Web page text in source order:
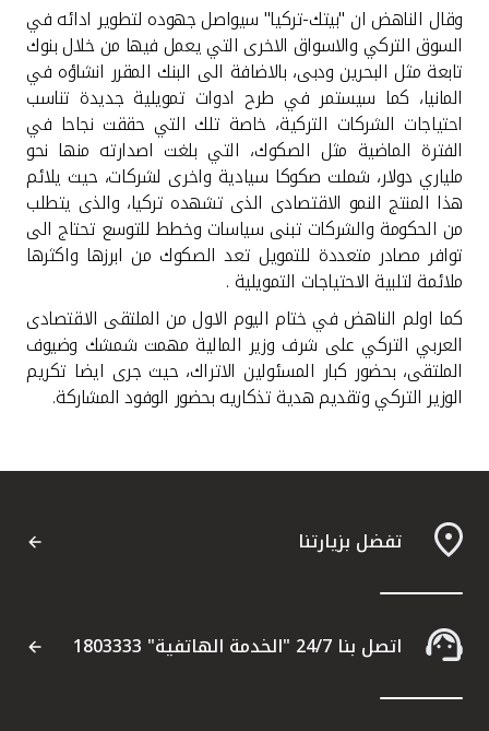
وقال الناهض ان "بيتك-تركيا" سيواصل جهوده لتطوير ادائه في
السوق التركي والاسواق الاخرى التي يعمل فيها من خلال بنوك
تابعة مثل البحرين ودبى، بالاضافة الى البنك المقرر انشاؤه في
المانيا، كما سيستمر في طرح ادوات تمويلية جديدة تناسب
احتياجات الشركات التركية، خاصة تلك التي حققت نجاحا في
الفترة الماضية مثل الصكوك، التي بلغت اصدارته منها نحو
ملياري دولار، شملت صكوكا سيادية واخرى لشركات، حيث يلائم
هذا المنتج النمو الاقتصادى الذى تشهده تركيا، والذى يتطلب
من الحكومة والشركات تبنى سياسات وخطط للتوسع تحتاج الى
توافر مصادر متعددة للتمويل تعد الصكوك من ابرزها واكثرها
ملائمة لتلبية الاحتياجات التمويلية .
كما اولم الناهض في ختام اليوم الاول من الملتقى الاقتصادى
العربي التركي على شرف وزير المالية مهمت شمشك وضيوف
الملتقى، بحضور كبار المسئولين الاتراك، حيث جرى ايضا تكريم
الوزير التركي وتقديم هدية تذكاريه بحضور الوفود المشاركة.
تفضل بزيارتنا
اتصل بنا 24/7 "الخدمة الهاتفية" 1803333